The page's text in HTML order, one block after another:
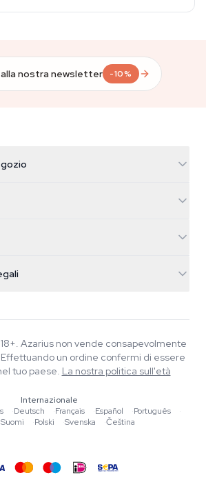
nostra newsletter -10%
Azarius non vende consapevolmente
Effettuando un ordine confermi di essere
tuo paese. La nostra politica sull'età
Internazionale
·Deutsch ·Français ·Español ·Português
·
Suomi ·Polski ·Svenska ·Čeština